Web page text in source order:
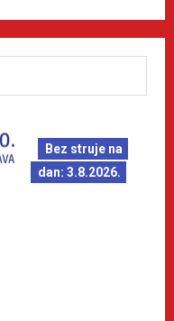
Bez struje na
dan: 3.8.2026.